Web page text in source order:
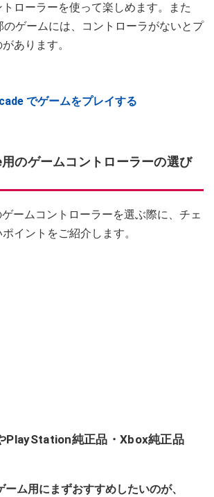
ローラーを使って楽しめます。また
ゲームには、コントローラがないとプ
あります。
でゲームをプレイする
のゲームコントローラーの選び
ームコントローラーを選ぶ際に、チェ
イントをご紹介します。
PlayStation純正品・Xbox純正品
ム用にまずおすすめしたいのが、